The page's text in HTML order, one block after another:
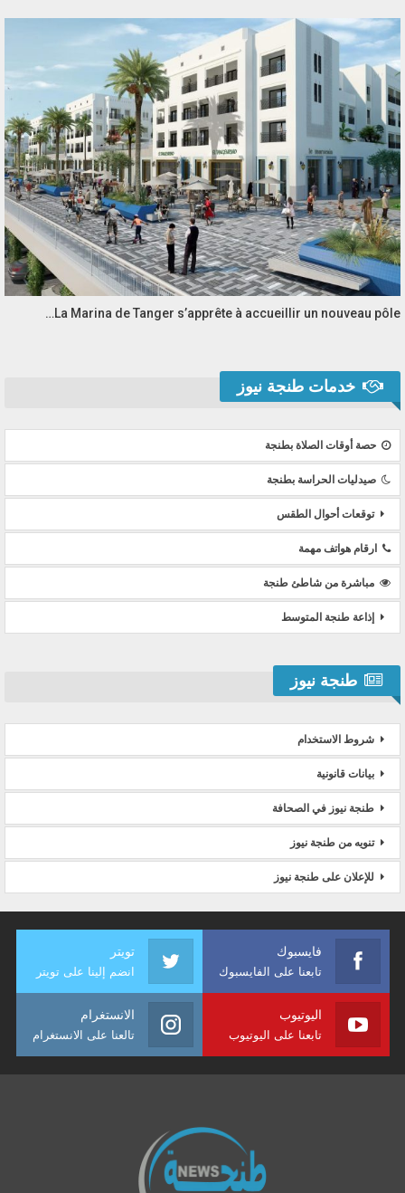
La Marina de Tanger s’apprête à accueillir un nouveau pôle…
خدمات طنجة نيوز
حصة أوقات الصلاة بطنجة
صيدليات الحراسة بطنجة
توقعات أحوال الطقس
ارقام هواتف مهمة
مباشرة من شاطئ طنجة
إذاعة طنجة المتوسط
طنجة نيوز
شروط الاستخدام
بيانات قانونية
طنجة نيوز في الصحافة
تنويه من طنجة نيوز
للإعلان على طنجة نيوز
فايسبوك
تابعنا على الفايسبوك
تويتر
انضم إلينا على تويتر
اليوتيوب
تابعنا على اليوتيوب
الانستغرام
تالعنا على الانستغرام